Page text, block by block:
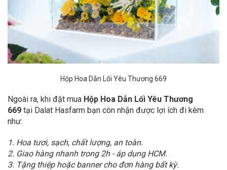
Hộp Hoa Dẫn Lối Yêu Thương 669
Ngoài ra, khi đặt mua Hộp Hoa Dẫn Lối Yêu Thương
669 tại Dalat Hasfarm bạn còn nhận được lợi ích đi kèm
như:
1. Hoa tươi, sạch, chất lượng, an toàn.
2. Giao hàng nhanh trong 2h - áp dụng HCM.
3. Tặng thiệp hoặc banner cho đơn hàng bất kỳ.